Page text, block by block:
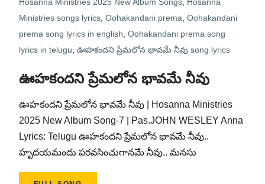
Ministries songs lyrics, Oohakandani prema Oohakandani
prema song lyrics in english Oohakandani prema song
lyrics in telugu ఊహకందని ప్రేమలోన భావమే నీవు song lyrics
ఊహకందని ప్రేమలోన భావమే నీవు
ఊహకందని ప్రేమలోన భావమే నీవు | Hosanna Ministries
2025 New Album Song-7 | Pas.JOHN WESLEY Anna
Lyrics: Telugu ఊహకందని ప్రేమలోన భావమే నీవు..
హృదయమందు పరవసించుగానమే నీవు.. మనసు